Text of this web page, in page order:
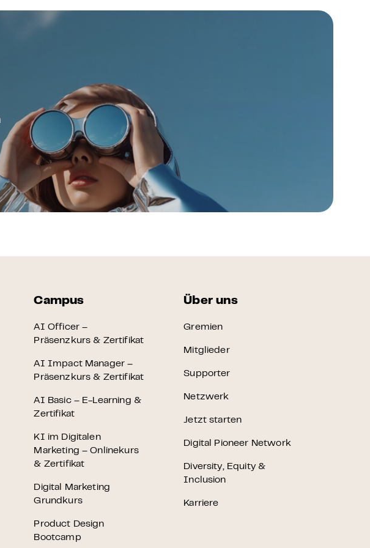
Campus
AI Officer –
Präsenzkurs & Zertifikat
AI Impact Manager –
Präsenzkurs & Zertifikat
AI Basic – E-Learning &
Zertifikat
KI im Digitalen
Marketing – Onlinekurs
& Zertifikat
Digital Marketing
Grundkurs
Product Design
Bootcamp
Über uns
Gremien
Mitglieder
Supporter
Netzwerk
Jetzt starten
Digital Pioneer Network
Diversity, Equity &
Inclusion
Karriere